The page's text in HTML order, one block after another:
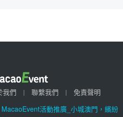
我們 聯繫我們
免責聲明
MacaoEvent活動推廣_小城澳門，繽紛